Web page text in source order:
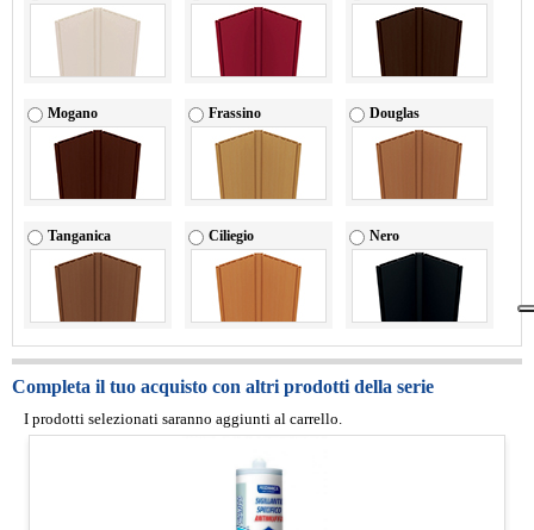
Mogano Frassino Douglas
Tanganica Ciliegio Nero
Completa il tuo acquisto con altri prodotti della serie
I prodotti selezionati saranno aggiunti al carrello.